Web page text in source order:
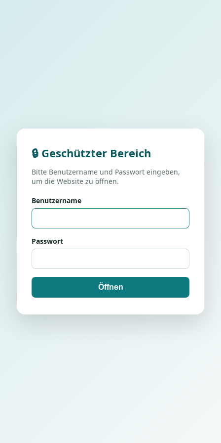
🔒 Geschützter Bereich
Bitte Benutzername und Passwort eingeben,
um die Website zu öffnen.
Benutzername
Passwort
Öffnen